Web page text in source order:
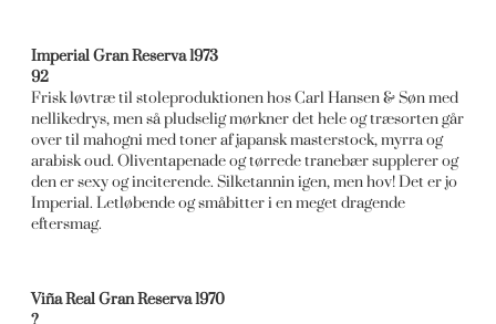
Imperial Gran Reserva 1973
92
Frisk løvtræ til stoleproduktionen hos Carl Hansen & Søn med
nellikedrys, men så pludselig mørkner det hele og træsorten går
over til mahogni med toner af japansk masterstock, myrra og
arabisk oud. Oliventapenade og tørrede tranebær supplerer og
den er sexy og inciterende. Silketannin igen, men hov! Det er jo
Imperial. Letløbende og småbitter i en meget dragende
eftersmag.
Viña Real Gran Reserva 1970
?